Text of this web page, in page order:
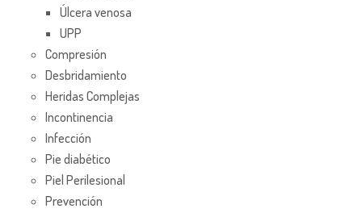
Úlcera venosa
UPP
Compresión
Desbridamiento
Heridas Complejas
Incontinencia
Infección
Pie diabético
Piel Perilesional
Prevención